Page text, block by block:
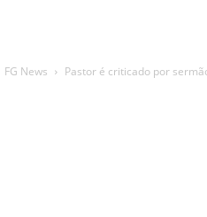
FG News Pastor é criticado por